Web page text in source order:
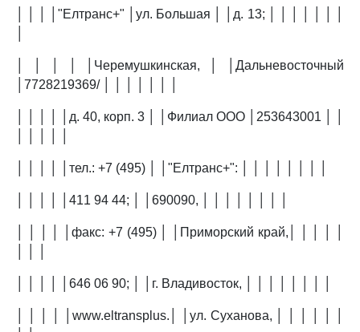
│ │ │ │"Елтранс+" │ул. Большая │ │д. 13; │ │ │ │ │ │ │
│ │ │ │ │Черемушкинская, │ │Дальневосточный
│7728219369/ │ │ │ │ │ │ │
│ │ │ │ │д. 40, корп. 3 │ │Филиал ООО │253643001 │ │
│ │ │ │ │тел.: +7 (495) │ │"Елтранс+": │ │ │ │ │ │ │ │
│ │ │ │ │411 94 44; │ │690090, │ │ │ │ │ │ │ │
│ │ │ │ │факс: +7 (495) │ │Приморский край,│ │ │ │ │
│ │ │ │ │646 06 90; │ │г. Владивосток, │ │ │ │ │ │ │ │
│ │ │ │ │www.eltransplus.│ │ул. Суханова, │ │ │ │ │ │